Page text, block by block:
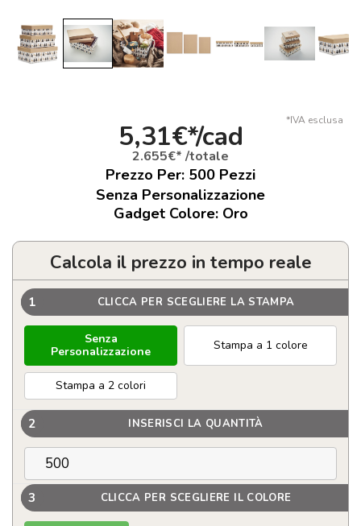
*IVA esclusa
5,31€*/cad
2.655€* /totale
Prezzo Per: 500 Pezzi
Senza Personalizzazione
Gadget Colore: Oro
Calcola il prezzo in tempo reale
1 CLICCA PER SCEGLIERE LA STAMPA
Senza
Personalizzazione
Stampa a 1 colore
Stampa a 2 colori
2 INSERISCI LA QUANTITÀ
3 CLICCA PER SCEGLIERE IL COLORE